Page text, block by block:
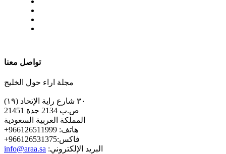
تواصل معنا
مجلة اراء حول الخليج
٣٠ شارع راية الإتحاد (١٩)
ص.ب 2134 جدة 21451
المملكة العربية السعودية
+هاتف: 966126511999
+فاكس:966126531375
info@araa.sa :البريد الإلكتروني